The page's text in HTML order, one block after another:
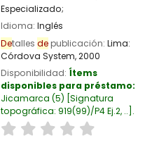
Especializado;
Idioma: Inglés
Detalles depublicación: Lima:
Córdova System,2000
Disponibilidad: Ítems
disponibles para préstamo:
Jicamarca (5) Signatura
topográfica: 919(99)/P4 Ej.2, .. .